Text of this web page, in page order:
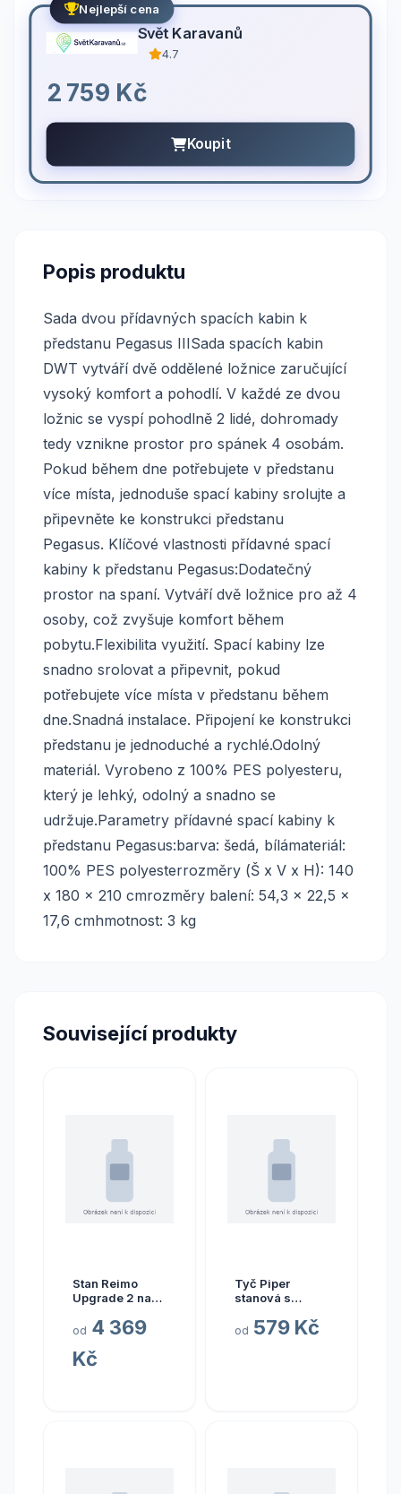
Nejlepší cena
Svět Karavanů
4.7
2 759 Kč
Koupit
Popis produktu
Sada dvou přídavných spacích kabin k
předstanu Pegasus IIISada spacích kabin
DWT vytváří dvě oddělené ložnice zaručující
vysoký komfort a pohodlí. V každé ze dvou
ložnic se vyspí pohodlně 2 lidé, dohromady
tedy vznikne prostor pro spánek 4 osobám.
Pokud během dne potřebujete v předstanu
více místa, jednoduše spací kabiny srolujte a
připevněte ke konstrukci předstanu
Pegasus. Klíčové vlastnosti přídavné spací
kabiny k předstanu Pegasus:Dodatečný
prostor na spaní. Vytváří dvě ložnice pro až 4
osoby, což zvyšuje komfort během
pobytu.Flexibilita využití. Spací kabiny lze
snadno srolovat a připevnit, pokud
potřebujete více místa v předstanu během
dne.Snadná instalace. Připojení ke konstrukci
předstanu je jednoduché a rychlé.Odolný
materiál. Vyrobeno z 100% PES polyesteru,
který je lehký, odolný a snadno se
udržuje.Parametry přídavné spací kabiny k
předstanu Pegasus:barva: šedá, bílámateriál:
100% PES polyesterrozměry (Š x V x H): 140
x 180 x 210 cmrozměry balení: 54,3 x 22,5 x
17,6 cmhmotnost: 3 kg
Související produkty
Stan Reimo
Upgrade 2 na
dveře VW
od 4 369
Kč
Tyč Piper
stanová s
druh 4.
od 579 Kč